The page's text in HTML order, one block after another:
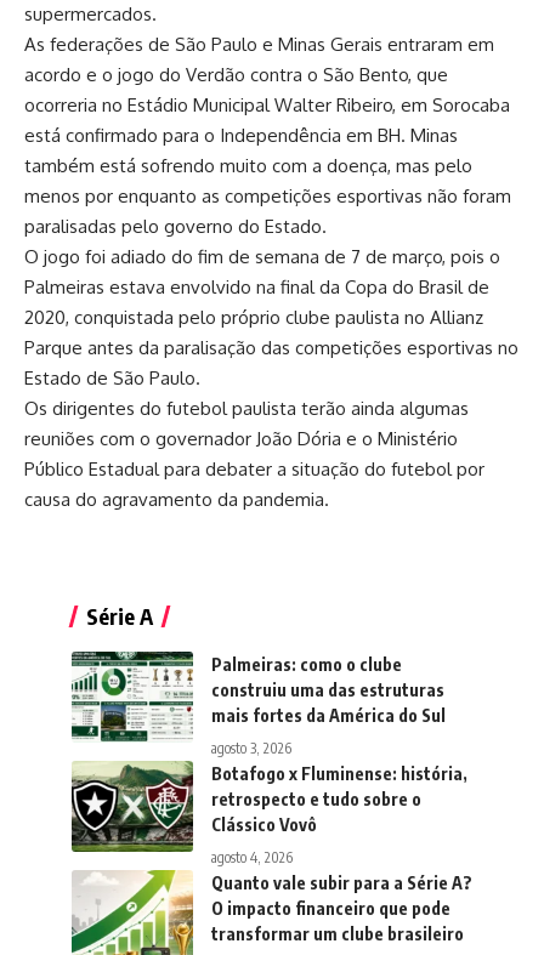
supermercados.
As federações de São Paulo e Minas Gerais entraram em
acordo e o jogo do Verdão contra o São Bento, que
ocorreria no Estádio Municipal Walter Ribeiro, em Sorocaba
está confirmado para o Independência em BH. Minas
também está sofrendo muito com a doença, mas pelo
menos por enquanto as competições esportivas não foram
paralisadas pelo governo do Estado.
O jogo foi adiado do fim de semana de 7 de março, pois o
Palmeiras estava envolvido na final da Copa do Brasil de
2020, conquistada pelo próprio clube paulista no Allianz
Parque antes da paralisação das competições esportivas no
Estado de São Paulo.
Os dirigentes do futebol paulista terão ainda algumas
reuniões com o governador João Dória e o Ministério
Público Estadual para debater a situação do futebol por
causa do agravamento da pandemia.
Série A
Palmeiras: como o clube
construiu uma das estruturas
mais fortes da América do Sul
agosto 3, 2026
Botafogo x Fluminense: história,
retrospecto e tudo sobre o
Clássico Vovô
agosto 4, 2026
Quanto vale subir para a Série A?
O impacto financeiro que pode
transformar um clube brasileiro